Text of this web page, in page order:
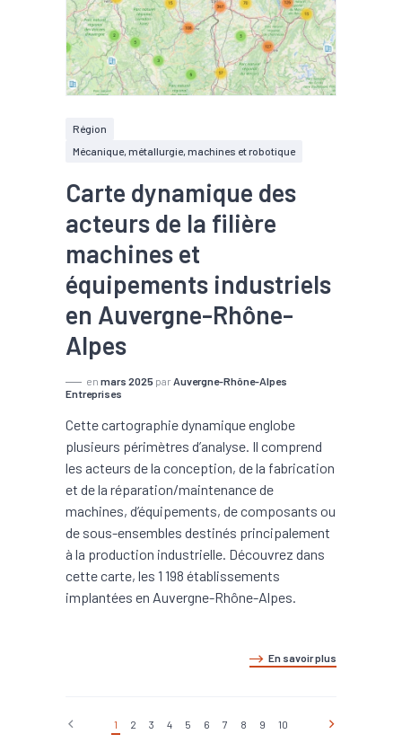
Région
Mécanique, métallurgie, machines et robotique
Carte dynamique des
acteurs de la filière
machines et
équipements industriels
en Auvergne-Rhône-
Alpes
en mars 2025 par Auvergne-Rhône-Alpes
Entreprises
Cette cartographie dynamique englobe
plusieurs périmètres d’analyse. Il comprend
les acteurs de la conception, de la fabrication
et de la réparation/maintenance de
machines, d’équipements, de composants ou
de sous-ensembles destinés principalement
à la production industrielle. Découvrez dans
cette carte, les 1 198 établissements
implantées en Auvergne-Rhône-Alpes.
En savoir plus
1 2 3 4 5 6 7 8 9 10